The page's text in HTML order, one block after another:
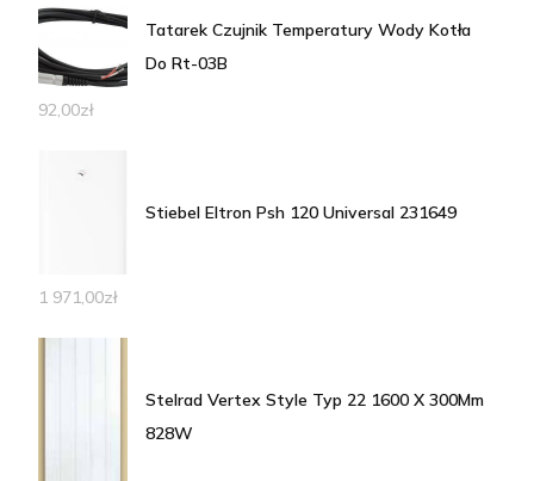
Tatarek Czujnik Temperatury Wody Kotła
Do Rt-03B
92,00zł
Stiebel Eltron Psh 120 Universal 231649
1 971,00zł
Stelrad Vertex Style Typ 22 1600 X 300Mm
828W